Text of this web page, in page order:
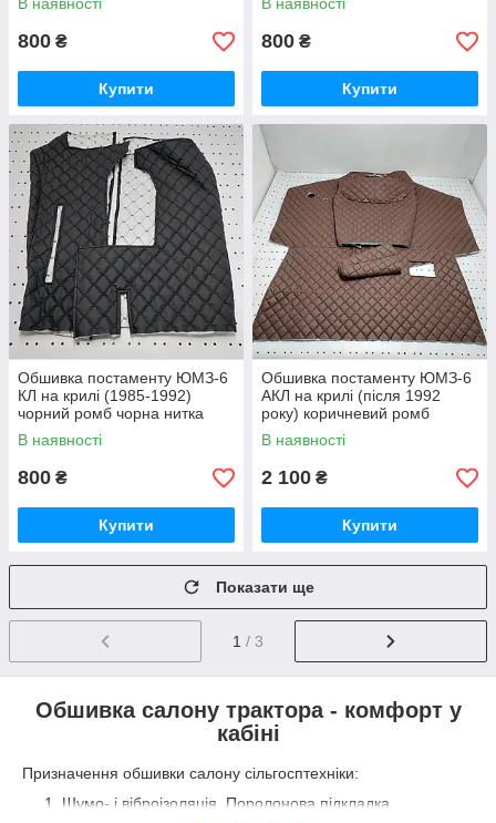
800 ₴
Купити
800 ₴
Купити
Обшивка постаменту ЮМЗ-6
КЛ на крилі (1985-1992)
чорний ромб чорна нитка
В наявності
800 ₴
Купити
Обшивка постаменту ЮМЗ-6
АКЛ на крилі (після 1992
року) коричневий ромб
В наявності
2 100 ₴
Купити
Показати ще
1 / 3
Обшивка салону трактора - комфорт у
кабіні
Призначення обшивки салону сільгосптехніки:
Шумо- і віброізоляція. Поролонова підкладка